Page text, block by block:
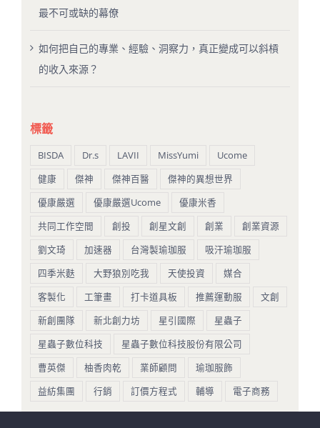
最不可或缺的幕僚
如何把自己的專業、經驗、洞察力，真正變成可以斜槓
的收入來源？
標籤
BISDA Dr.s LAVII MissYumi
Ucome
健康
傑神 傑神百醫
傑神的異想世界
優康嚴選
優康嚴選Ucome
優康米香
共同工作空間
創投 創星文創 創業
創業資源
劉文琦
加速器 台灣製瑜珈服
吸汗瑜珈服
四季米麩
大野狼別吃我 天使投資
媒合
客製化
工筆畫 打卡道具板 推薦運動服
文創
新創團隊
新北創力坊 星引國際
星蟲子
星蟲子數位科技
星蟲子數位科技股份有限公司
曹英傑
柚香肉乾 業師顧問
瑜珈服飾
益紡集團
行銷 訂價方程式 輔導 電子商務